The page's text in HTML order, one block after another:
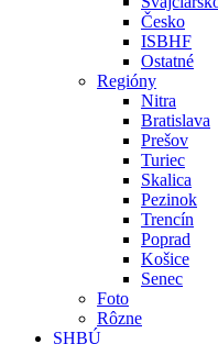
Česko
ISBHF
Ostatné
Regióny
Nitra
Bratislava
Prešov
Turiec
Skalica
Pezinok
Trencín
Poprad
Košice
Senec
Foto
Rôzne
SHBÚ